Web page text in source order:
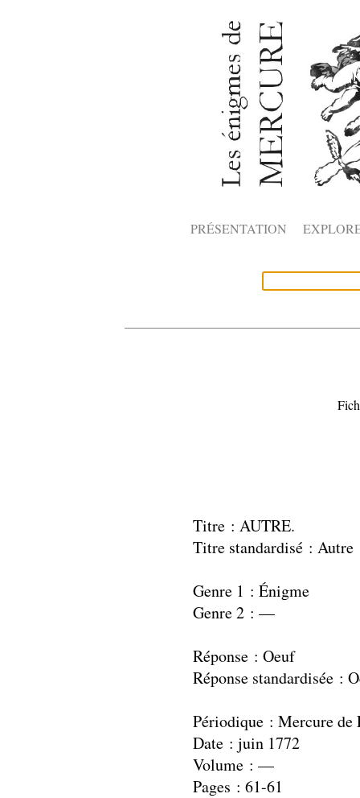
PRÉSENTATION
Titre : AUTRE.
Titre standardisé : Autre
Genre 1 : Énigme
Genre 2 : —
Réponse : Oeuf
Réponse standardisée :
Périodique : Mercure de
Date : juin 1772
Volume : —
Pages : 61-61